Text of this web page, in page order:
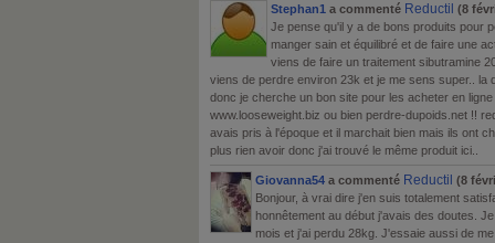
Stephan1 a commenté Reductil (8
Je pense qu'il y a de bons produits pour
manger sain et équilibré et de faire une
viens de faire un traitement sibutramine
viens de perdre environ 23k et je me sens super.. la
donc je cherche un bon site pour les acheter en
www.looseweight.biz ou bien perdre-dupoids.net !!
avais pris à l'époque et il marchait bien mais ils ont
plus rien avoir donc j'ai trouvé le même produit ici..
Giovanna54 a commenté Reductil (8
Bonjour, à vrai dire j'en suis totalement
honnêtement au début j'avais des doutes.
mois et j'ai perdu 28kg. J'essaie aussi de